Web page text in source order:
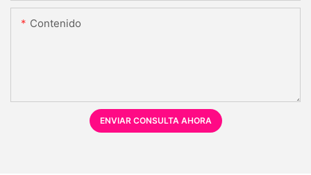
Contenido
ENVIAR CONSULTA AHORA